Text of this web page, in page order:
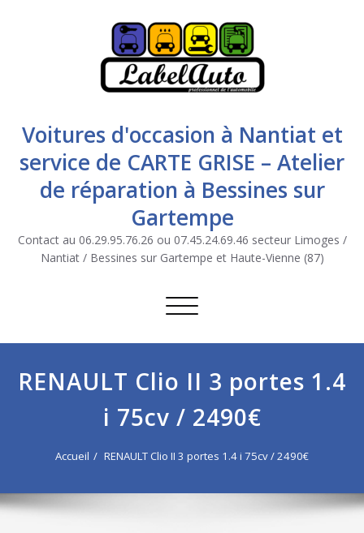
Voitures d'occasion à Nantiat et
service de CARTE GRISE – Atelier
de réparation à Bessines sur
Gartempe
Contact au 06.29.95.76.26 ou 07.45.24.69.46 secteur Limoges /
Nantiat / Bessines sur Gartempe et Haute-Vienne (87)
Afficher/masquer la navigation
RENAULT Clio II 3 portes 1.4
i 75cv / 2490€
Accueil RENAULT Clio II 3 portes 1.4 i 75cv / 2490€